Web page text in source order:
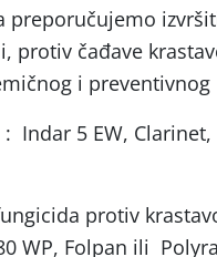
preporučujemo
protiv čađave
i
5 EW, Clarinet,
protiv
WP, Folpan ili